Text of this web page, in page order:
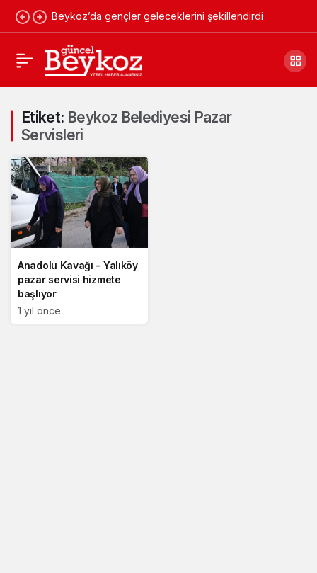
Beykoz’da gençler geleceklerini şekillendirdi
Etiket: Beykoz Belediyesi Pazar
Servisleri
Anadolu Kavağı – Yalıköy
pazar servisi hizmete
başlıyor
1 yıl önce